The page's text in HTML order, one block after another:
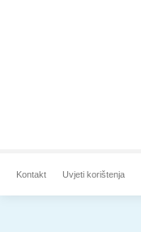
Kontakt Uvjeti korištenja